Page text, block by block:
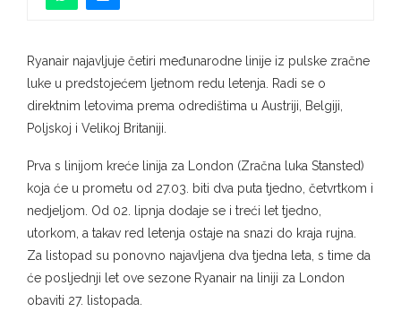
Ryanair najavljuje četiri međunarodne linije iz pulske zračne
luke u predstojećem ljetnom redu letenja. Radi se o
direktnim letovima prema odredištima u Austriji, Belgiji,
Poljskoj i Velikoj Britaniji.
Prva s linijom kreće linija za London (Zračna luka Stansted)
koja će u prometu od 27.03. biti dva puta tjedno, četvrtkom i
nedjeljom. Od 02. lipnja dodaje se i treći let tjedno,
utorkom, a takav red letenja ostaje na snazi do kraja rujna.
Za listopad su ponovno najavljena dva tjedna leta, s time da
će posljednji let ove sezone Ryanair na liniji za London
obaviti 27. listopada.